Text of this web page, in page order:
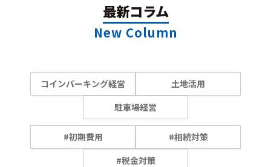
最新コラム
New Column
コインパーキング経営
土地活用
駐車場経営
#初期費用
#相続対策
#税金対策